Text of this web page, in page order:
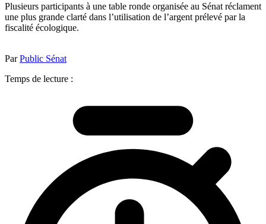
Plusieurs participants à une table ronde organisée au Sénat réclament
une plus grande clarté dans l’utilisation de l’argent prélevé par la
fiscalité écologique.
ParPublic Sénat
Temps de lecture :